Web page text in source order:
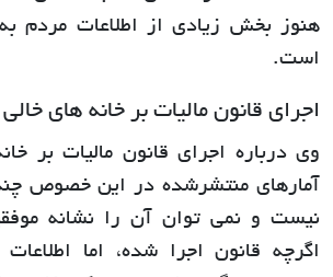
هنوز بخش زیادی از اطلاعات مردم
است.
اجرای قانون مالیات بر خانه های خالی
وی درباره اجرای قانون مالیات بر
آمارهای منتشرشده در این خصوص
نیست و نمی توان آن را نشانه
اگرچه قانون اجرا شده، اما